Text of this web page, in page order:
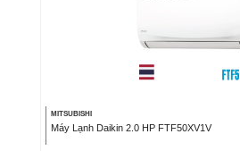
MITSUBISHI
Máy Lạnh Daikin 2.0 HP FTF50XV1V